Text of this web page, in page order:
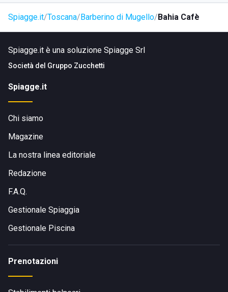
struttura è facilmente raggiungibile seguendo Via Gastone
Nencini e le indicazioni locali.
Spiagge.it Toscana Barberino di Mugello Bahia Cafè
Spiagge.it è una soluzione Spiagge Srl
Società del Gruppo Zucchetti
Spiagge.it
Chi siamo
Magazine
La nostra linea editoriale
Redazione
F.A.Q.
Gestionale Spiaggia
Gestionale Piscina
Prenotazioni